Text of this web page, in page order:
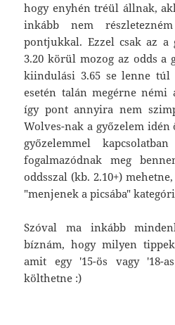
hogy enyhén tréül állnak,
inkább nem
pontjukkal. Ezzel csak az a
3.20 körül mozog az odds a
kiindulási 3.65 se lenne túl
esetén talán megérne némi
így pont annyira nem
Wolves-nak a győzelem idén
győzelemmel
fogalmazódnak meg
oddsszal (kb. 2.10+)
"menjenek a picsába"
Szóval ma inkább
bíznám, hogy milyen
amit egy '15-ös vagy '18-
költhetne :)